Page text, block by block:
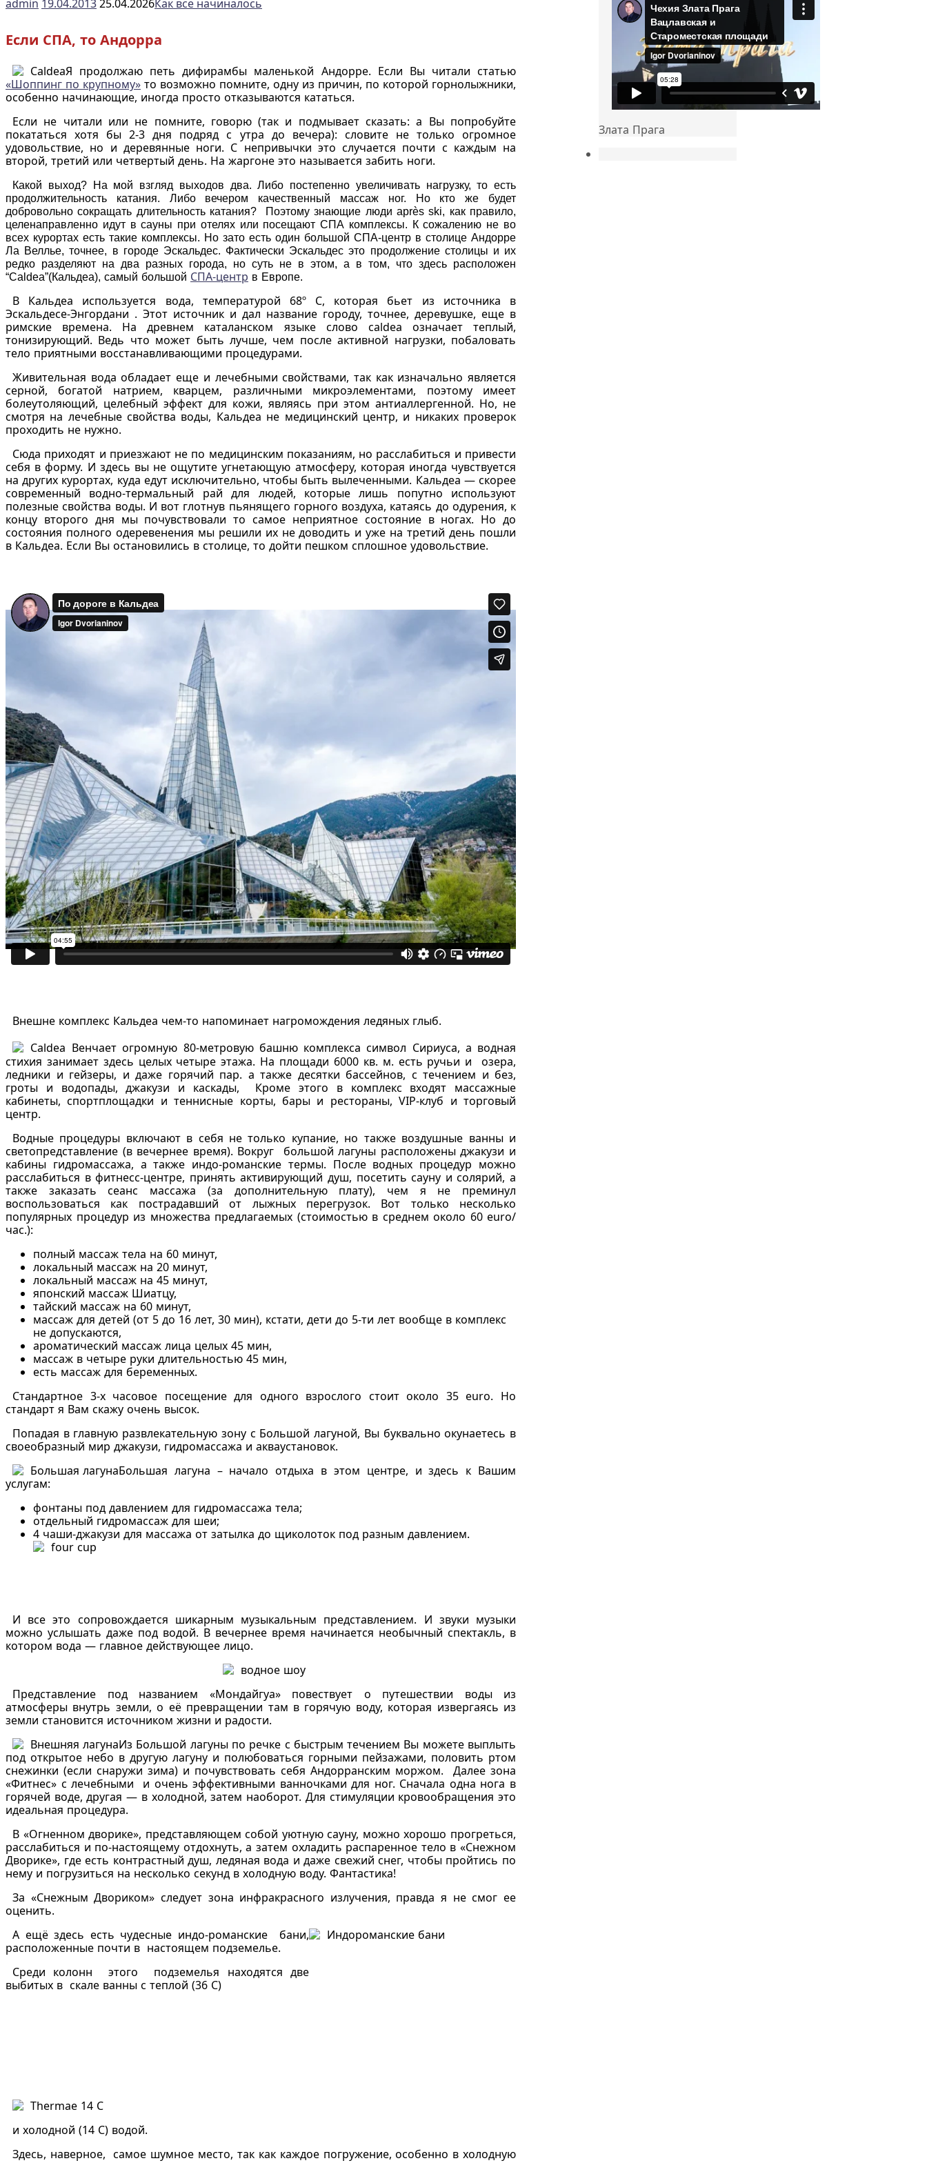
admin 19.04.201325.04.2026Как все начиналось
Если СПА, то Андорра
Я продолжаю петь дифирамбы маленькой Андорре. Если Вы читали статью
«Шоппинг по крупному» то возможно помните, одну из причин, по которой горнолыжники,
особенно начинающие, иногда просто отказываются кататься.
Если не читали или не помните, говорю (так и подмывает сказать: а Вы попробуйте
покататься хотя бы 2-3 дня подряд с утра до вечера): словите не только огромное
удовольствие, но и деревянные ноги. С непривычки это случается почти с каждым на
второй, третий или четвертый день. На жаргоне это называется забить ноги.
Какой выход?
На мой взгляд выходов два. Либо постепенно увеличивать нагрузку, то есть
продолжительность катания. Либо вечером качественный массаж ног. Но кто же будет
добровольно сокращать длительность катания? Поэтому знающие люди après ski, как правило,
целенаправленно идут в сауны при отелях или посещают СПА комплексы. К сожалению не во
всех курортах есть такие комплексы. Но зато есть один большой СПА-центр в столице Андорре
Ла Веллье, точнее, в городе Эскальдес. Фактически Эскальдес это продолжение столицы и их
редко разделяют на два разных города, но суть не в этом, а в том, что здесь расположен
“Caldea”(Кальдеа), самый большой СПА-центр в Европе.
В Кальдеа используется вода, температурой 68º C, которая бьет из источника в
Эскальдесе-Энгордани . Этот источник и дал название городу, точнее, деревушке, еще в
римские времена. На древнем каталанском языке слово caldea означает теплый,
тонизирующий. Ведь что может быть лучше, чем после активной нагрузки, побаловать
тело приятными восстанавливающими процедурами.
Живительная вода обладает еще и лечебными свойствами, так как изначально является
серной, богатой натрием, кварцем, различными микроэлементами, поэтому имеет
болеутоляющий, целебный эффект для кожи, являясь при этом антиаллергенной. Но, не
смотря на лечебные свойства воды, Кальдеа не медицинский центр, и никаких проверок
проходить не нужно.
Сюда приходят и приезжают не по медицинским показаниям, но расслабиться и привести
себя в форму. И здесь вы не ощутите угнетающую атмосферу, которая иногда чувствуется
на других курортах, куда едут исключительно, чтобы быть вылеченными. Кальдеа — скорее
современный водно-термальный рай для людей, которые лишь попутно используют
полезные свойства воды. И вот глотнув пьянящего горного воздуха, катаясь до одурения, к
концу второго дня мы почувствовали то самое неприятное состояние в ногах. Но до
состояния полного одеревенения мы решили их не доводить и уже на третий день пошли
в Кальдеа. Если Вы остановились в столице, то дойти пешком сплошное удовольствие.
Внешне комплекс Кальдеа чем-то напоминает нагромождения ледяных глыб.
Венчает огромную 80-метровую башню комплекса символ Сириуса, а водная
стихия занимает здесь целых четыре этажа. На площади 6000 кв. м. есть ручьи и озера,
ледники и гейзеры, и даже горячий пар. а также десятки бассейнов, с течением и без,
гроты и водопады, джакузи и каскады, Кроме этого в комплекс входят массажные
кабинеты, спортплощадки и теннисные корты, бары и рестораны, VIP-клуб и торговый
центр.
Водные процедуры включают в себя не только купание, но также воздушные ванны и
светопредставление (в вечернее время). Вокруг большой лагуны расположены джакузи и
кабины гидромассажа, а также индо-романские термы. После водных процедур можно
расслабиться в фитнесс-центре, принять активирующий душ, посетить сауну и солярий, а
также заказать сеанс массажа (за дополнительную плату), чем я не преминул
воспользоваться как пострадавший от лыжных перегрузок. Вот только несколько
популярных процедур из множества предлагаемых (стоимостью в среднем около 60 euro/
час.):
полный массаж тела на 60 минут,
локальный массаж на 20 минут,
локальный массаж на 45 минут,
японский массаж Шиатцу,
тайский массаж на 60 минут,
массаж для детей (от 5 до 16 лет, 30 мин), кстати, дети до 5-ти лет вообще в комплекс
не допускаются,
ароматический массаж лица целых 45 мин,
массаж в четыре руки длительностью 45 мин,
есть массаж для беременных.
Стандартное 3-х часовое посещение для одного взрослого стоит около 35 euro. Но
стандарт я Вам скажу очень высок.
Попадая в главную развлекательную зону с Большой лагуной, Вы буквально окунаетесь в
своеобразный мир джакузи, гидромассажа и акваустановок.
Большая лагуна – начало отдыха в этом центре, и здесь к Вашим
услугам:
фонтаны под давлением для гидромассажа тела;
отдельный гидромассаж для шеи;
4 чаши-джакузи для массажа от затылка до щиколоток под разным давлением.
И все это сопровождается шикарным музыкальным представлением. И звуки музыки
можно услышать даже под водой. В вечернее время начинается необычный спектакль, в
котором вода — главное действующее лицо.
Представление под названием «Мондайгуа» повествует о путешествии воды из
атмосферы внутрь земли, о её превращении там в горячую воду, которая извергаясь из
земли становится источником жизни и радости.
Из Большой лагуны по речке с быстрым течением Вы можете выплыть
под открытое небо в другую лагуну и полюбоваться горными пейзажами, половить ртом
снежинки (если снаружи зима) и почувствовать себя Андорранским моржом. Далее зона
«Фитнес» с лечебными и очень эффективными ванночками для ног. Сначала одна нога в
горячей воде, другая — в холодной, затем наоборот. Для стимуляции кровообращения это
идеальная процедура.
В «Огненном дворике», представляющем собой уютную сауну, можно хорошо прогреться,
расслабиться и по-настоящему отдохнуть, а затем охладить распаренное тело в «Снежном
Дворике», где есть контрастный душ, ледяная вода и даже свежий снег, чтобы пройтись по
нему и погрузиться на несколько секунд в холодную воду. Фантастика!
За «Снежным Двориком» следует зона инфракрасного излучения, правда я не смог ее
оценить.
А ещё здесь есть чудесные индо-романские бани,
расположенные почти в настоящем подземелье.
Среди колонн этого подземелья находятся две
выбитых в скале ванны с теплой (36 С)
и холодной (14 С) водой.
Здесь, наверное, самое шумное место, так как каждое погружение, особенно в холодную
Злата Прага